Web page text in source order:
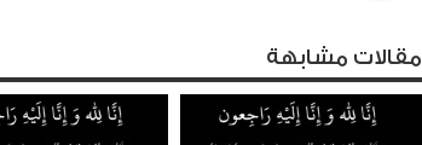
مقالات مشابهة